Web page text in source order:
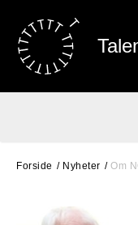
Forside Nyheter Om